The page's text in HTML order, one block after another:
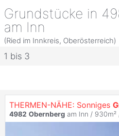
Grundstücke in
am Inn
(Ried im Innkreis, Oberösterreich)
1 bis 3
THERMEN-NÄHE: Sonniges
4982 Obernberg am Inn / 930m²